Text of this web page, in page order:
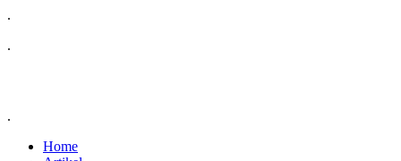
.
.
.
Home